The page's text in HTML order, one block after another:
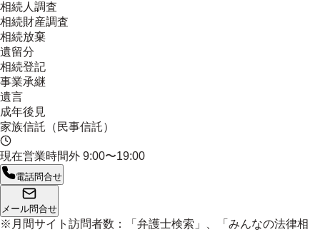
相続人調査
相続財産調査
相続放棄
遺留分
相続登記
事業承継
遺言
成年後見
家族信託（民事信託）
現在営業時間外 9:00〜19:00
電話問合せ
メール問合せ
※月間サイト訪問者数：「弁護士検索」、「みんなの法律相